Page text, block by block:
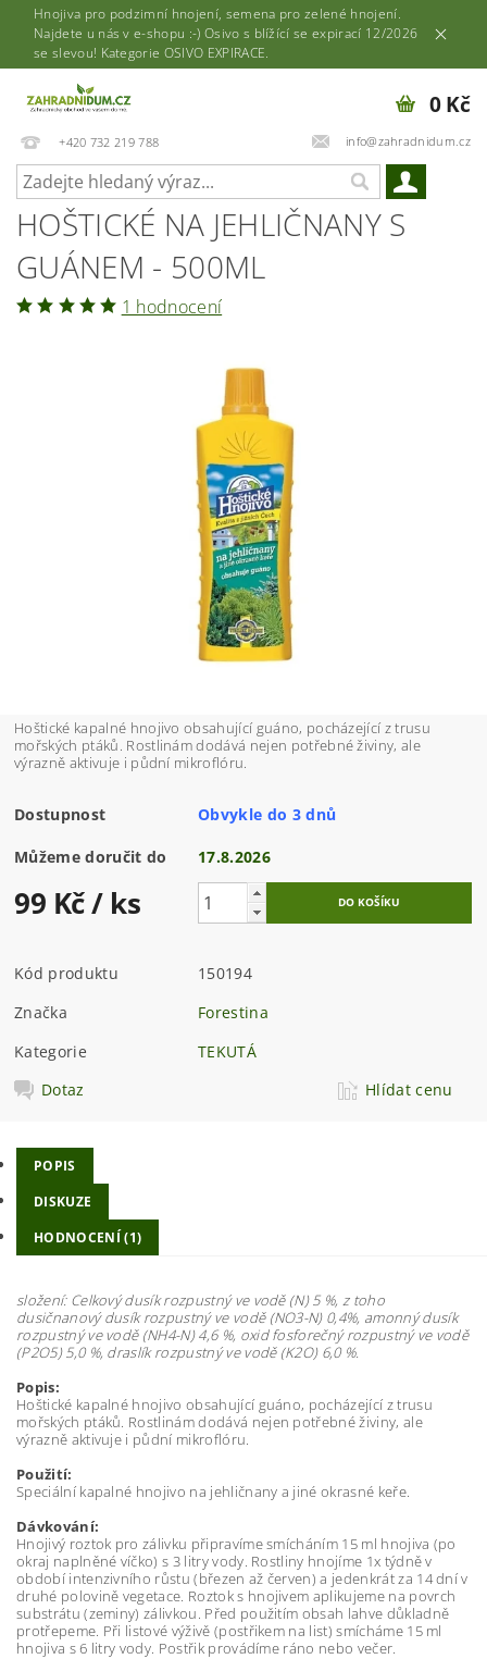
Hnojiva pro podzimní hnojení, semena pro zelené hnojení.
Najdete u nás v e-shopu :-) Osivo s blížící se expirací 12/2026
se slevou! Kategorie OSIVO EXPIRACE.
+420 732 219 788 info@zahradnidum.cz
0 Kč
HOŠTICKÉ NA JEHLIČNANY S
GUÁNEM - 500ML
1 hodnocení
Hoštické kapalné hnojivo obsahující guáno, pocházející z trusu
mořských ptáků. Rostlinám dodává nejen potřebné živiny, ale
výrazně aktivuje i půdní mikroflóru.
Dostupnost Obvykle do 3 dnů
Můžeme doručit do 17.8.2026
99 Kč/ ks
Kód produktu
150194
Značka
Forestina
Kategorie
TEKUTÁ
Dotaz
Hlídat cenu
POPIS
DISKUZE
HODNOCENÍ (1)
složení: Celkový dusík rozpustný ve vodě (N) 5 %, z toho
dusičnanový dusík rozpustný ve vodě (NO3-N) 0,4%, amonný dusík
rozpustný ve vodě (NH4-N) 4,6 %, oxid fosforečný rozpustný ve vodě
(P2O5) 5,0 %, draslík rozpustný ve vodě (K2O) 6,0 %.
Popis:
Hoštické kapalné hnojivo obsahující guáno, pocházející z trusu
mořských ptáků. Rostlinám dodává nejen potřebné živiny, ale
výrazně aktivuje i půdní mikroflóru.
Použití:
Speciální kapalné hnojivo na jehličnany a jiné okrasné keře.
Dávkování:
Hnojivý roztok pro zálivku připravíme smícháním 15 ml hnojiva (po
okraj naplněné víčko) s 3 litry vody. Rostliny hnojíme 1x týdně v
období intenzivního růstu (březen až červen) a jedenkrát za 14 dní v
druhé polovině vegetace. Roztok s hnojivem aplikujeme na povrch
substrátu (zeminy) zálivkou. Před použitím obsah lahve důkladně
protřepeme. Při listové výživě (postřikem na list) smícháme 15 ml
hnojiva s 6 litry vody. Postřik provádíme ráno nebo večer.